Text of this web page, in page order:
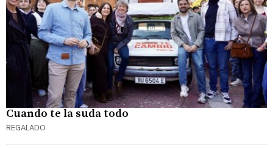
Cuando te la suda todo
REGALADO